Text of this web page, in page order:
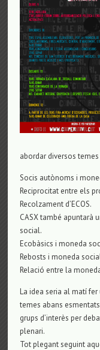
abordar diversos
Socis autònoms i
Reciprocitat entre els
Recolzament d’ECOS.
CASX també apuntarà
social.
Ecobàsics i moneda
Rebosts i moneda
Relació entre la
La idea seria al matí
temes abans
grups d’interès per
plenari.
Tot plegant seguint